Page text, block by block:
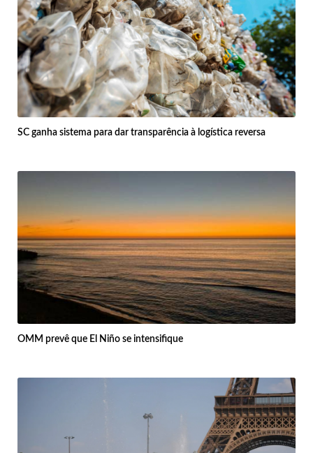
SC ganha sistema para dar transparência à logística reversa
OMM prevê que El Niño se intensifique